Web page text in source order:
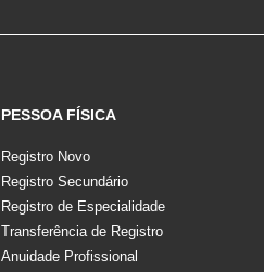
PESSOA FÍSICA
Registro Novo
Registro Secundário
Registro de Especialidade
Transferência de Registro
Anuidade Profissional